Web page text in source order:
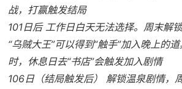
战，打赢触发结局
101日后 工作日白天无法选择。周末解
“乌贼大王”可以得到“触手”加入晚上的
时，休息日去“书店”会触发加入剧情
106日（结局触发后） 解锁温泉剧情，